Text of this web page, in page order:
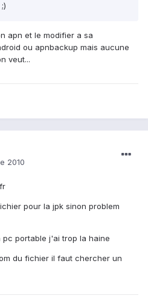
apn et le modifier a sa
ou apnbackup mais aucune
veut...
2010
pour la jpk sinon problem
portable j'ai trop la haine
du fichier il faut chercher un